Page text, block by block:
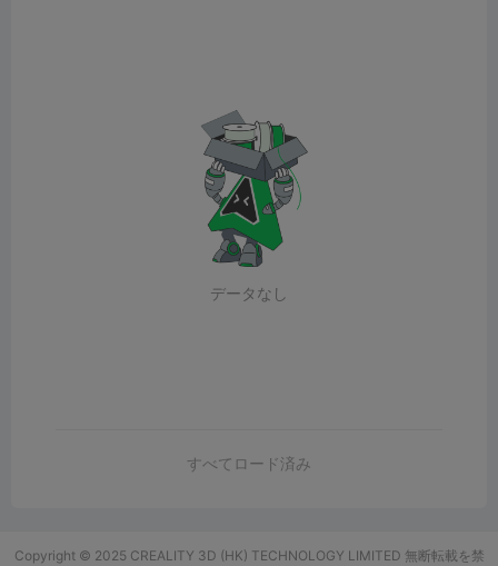
データなし
すべてロード済み
Copyright © 2025 CREALITY 3D (HK) TECHNOLOGY LIMITED 無断転載を禁